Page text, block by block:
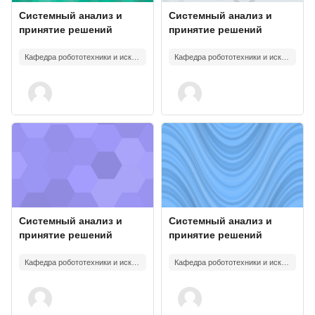
Course image
Course name
Системный анализ и
принятие решений
Course image
Course name
Системный анализ и
принятие решений
Course image" Системный анализ и принятие решений
Course image
Course name
Системный анализ и
принятие решений
Course image" Системный
Course image
Course name
Системный анализ и
принятие решений